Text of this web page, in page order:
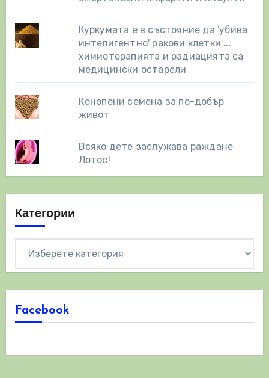
Куркумата е в състояние да 'убива
интелигентно' ракови клетки ...
химиотерапията и радиацията са
медицински остарели
Конопени семена за по-добър
живот
Всяко дете заслужава раждане
Лотос!
Категории
Facebook